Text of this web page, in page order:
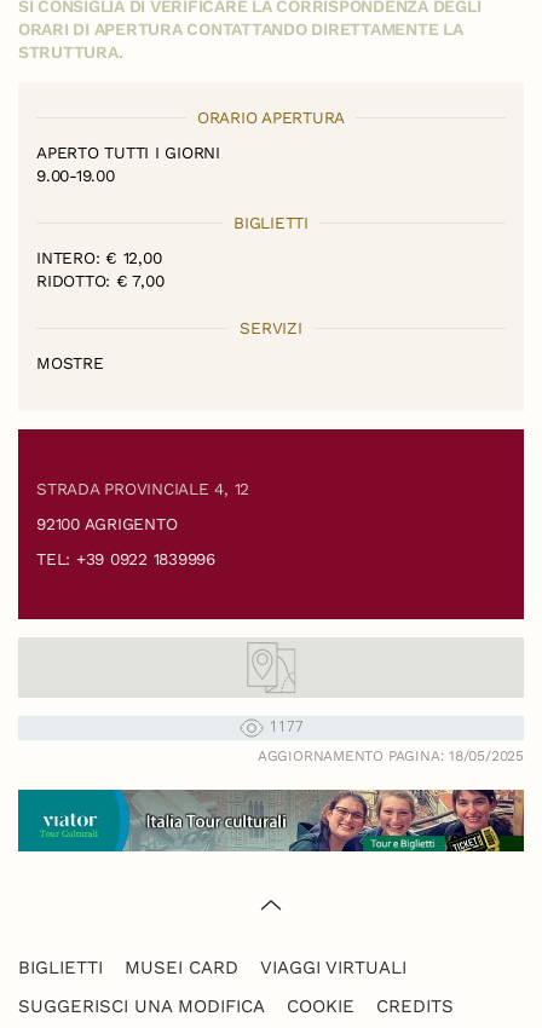
SI CONSIGLIA DI VERIFICARE LA CORRISPONDENZA DEGLI
ORARI DI APERTURA CONTATTANDO DIRETTAMENTE LA
STRUTTURA.
ORARIO APERTURA
APERTO TUTTI I GIORNI
9.00-19.00
BIGLIETTI
INTERO: € 12,00
RIDOTTO: € 7,00
SERVIZI
MOSTRE
STRADA PROVINCIALE 4, 12
92100 AGRIGENTO
TEL: +39 0922 1839996
1177
AGGIORNAMENTO PAGINA: 18/05/2025
BIGLIETTI MUSEI CARD
VIAGGI VIRTUALI
SUGGERISCI UNA MODIFICA
COOKIE CREDITS